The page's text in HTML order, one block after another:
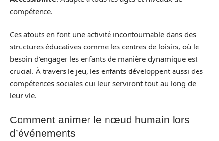
compétence.
Ces atouts en font une activité incontournable dans des
structures éducatives comme les centres de loisirs, où le
besoin d’engager les enfants de manière dynamique est
crucial. À travers le jeu, les enfants développent aussi des
compétences sociales qui leur serviront tout au long de
leur vie.
Comment animer le nœud humain lors
d’événements